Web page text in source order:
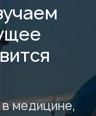
медицине,